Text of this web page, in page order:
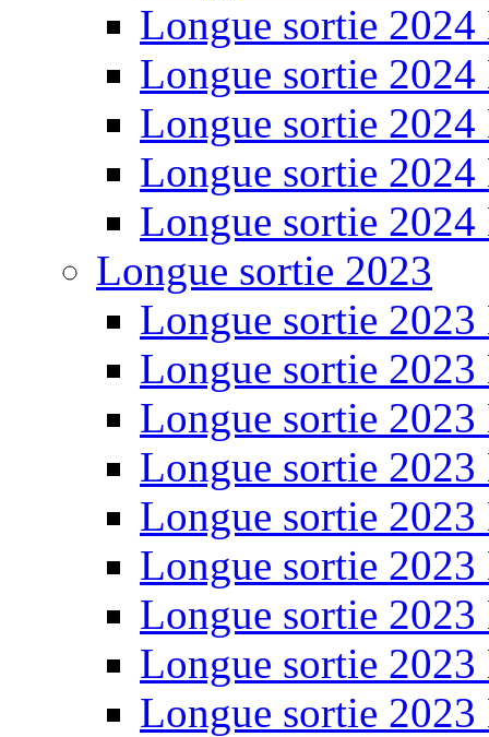
Longue sortie 2024
Longue sortie 2024
Longue sortie 2024
Longue sortie 2024
Longue sortie 2024
Longue sortie 2023
Longue sortie 2023
Longue sortie 2023
Longue sortie 2023
Longue sortie 2023
Longue sortie 2023
Longue sortie 2023
Longue sortie 2023
Longue sortie 2023
Longue sortie 2023